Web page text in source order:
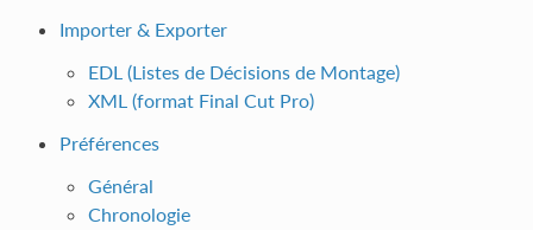
Importer & Exporter
EDL (Listes de Décisions de Montage)
XML (format Final Cut Pro)
Préférences
Général
Chronologie